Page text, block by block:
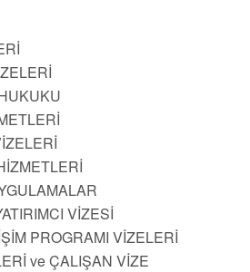
VİZESİ
PROGRAMI VİZELERİ
ve ÇALIŞAN VİZE